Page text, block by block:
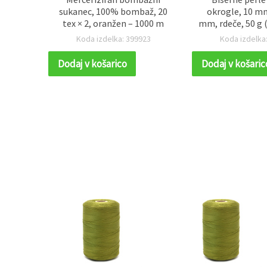
sukanec, 100% bombaž, 20
tex × 2, oranžen – 1000 m
Koda izdelka: 399923
Dodaj v košarico
okrogle, 10
mm, rdeče, 50 g
Koda
Dodaj v